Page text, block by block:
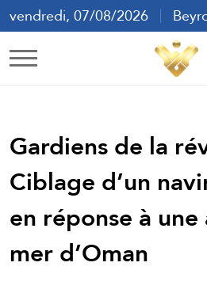
vendredi, 07/08/2026
ع
Gardiens de la
Ciblage d’un
en réponse à
mer d’Oman